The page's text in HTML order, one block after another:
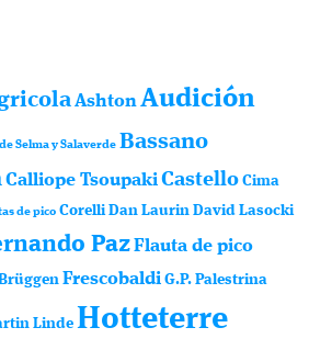
AshtonAudición
Selma y Salaverde Bassano
Calliope TsoupakiCastello Cima
de pico Corelli Dan Laurin David Lasocki
PazFlauta de pico
Frescobaldi G.P. Palestrina
Linde Hotteterre